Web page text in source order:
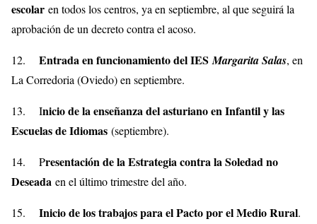
escolar en todos los centros, ya en septiembre, al que seguirá la
aprobación de un decreto contra el acoso.
12. Entrada en funcionamiento del IESMargarita Salas, en
La Corredoria (Oviedo) en septiembre.
13. Inicio de la enseñanza del asturiano en Infantil y las
Escuelas de Idiomas (septiembre).
14. Presentación de la Estrategia contra la Soledad no
Deseada en el último trimestre del año.
15. Inicio de los trabajos para el Pacto por el Medio Rural.